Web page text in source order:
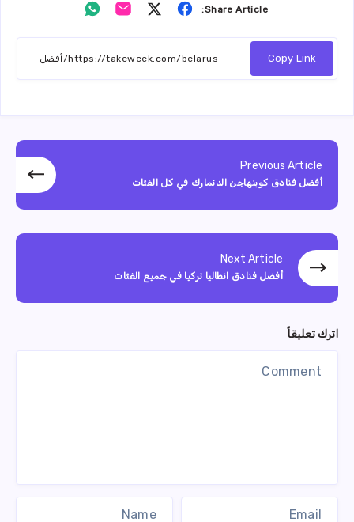
Share Article:
Share
Facebook
Share
Twitter
Share
Email
Whatsapp
Copy Link
Previous Article
أفضل فنادق كوبنهاجن الدنمارك في كل الفئات
Next Article
أفضل فنادق انطاليا تركيا في جميع الفئات
اترك تعليقاً